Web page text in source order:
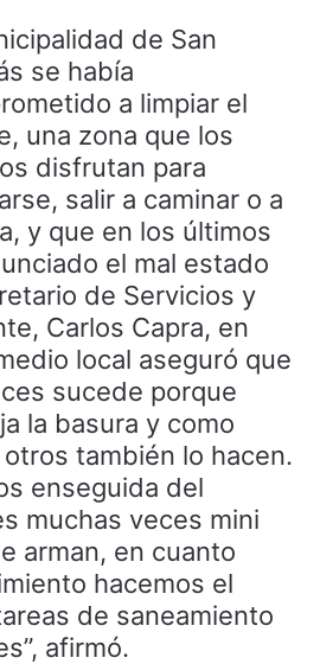
de San
se había
a limpiar el
una zona que los
disfrutan para
salir a caminar o a
y que en los últimos
el mal estado
de Servicios y
Carlos Capra, en
local aseguró que
sucede porque
la basura y como
también lo hacen.
enseguida del
muchas veces mini
arman, en cuanto
hacemos el
de saneamiento
afirmó.